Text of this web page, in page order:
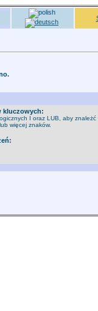
kluczowych:
I oraz LUB, aby znależć
więcej znaków.